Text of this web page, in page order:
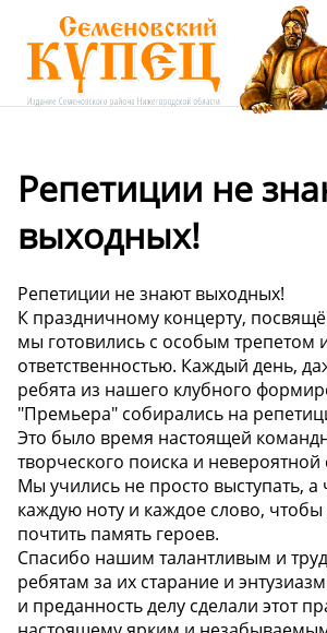
Репетиции не
выходных!
Репетиции не знают выходных!
К праздничному концерту,
мы готовились с особым трепетом
ответственностью. Каждый день,
ребята из нашего клубного
"Премьера" собирались на
Это было время настоящей
творческого поиска и
Мы учились не просто выступать, а
каждую ноту и каждое слово, чтобы
почтить память героев.
Спасибо нашим талантливым и
ребятам за их старание и
и преданность делу сделали этот